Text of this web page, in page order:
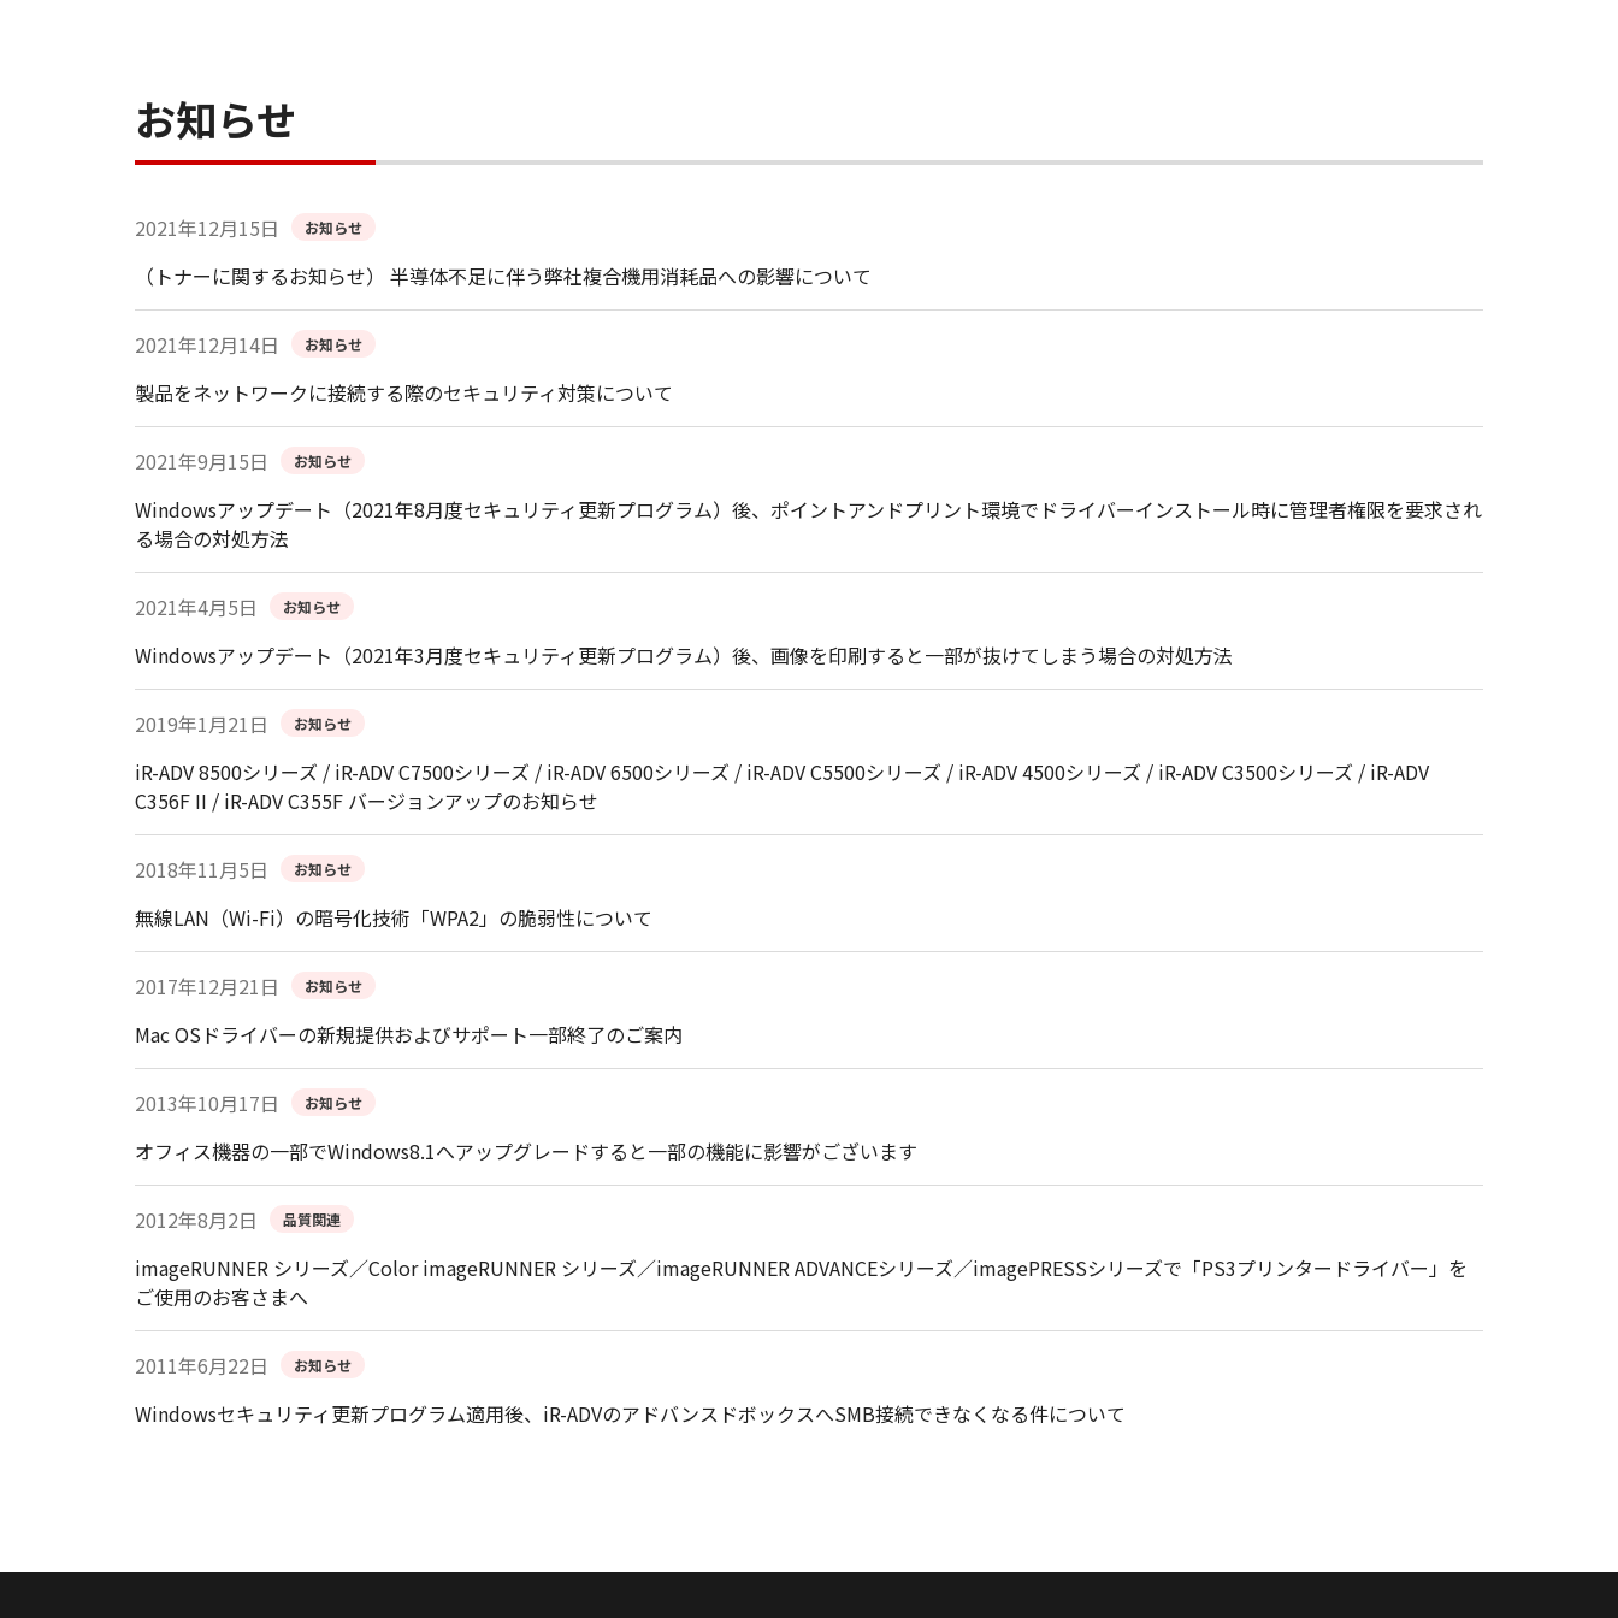
お知らせ
2021年12月15日 お知らせ
（トナーに関するお知らせ） 半導体不足に伴う弊社複合機用消耗品への影響について
2021年12月14日 お知らせ
製品をネットワークに接続する際のセキュリティ対策について
2021年9月15日 お知らせ
Windowsアップデート（2021年8月度セキュリティ更新プログラム）後、ポイントアンドプリント環境でドライバーインストール時に管理者権限を要求され
る場合の対処方法
2021年4月5日 お知らせ
Windowsアップデート（2021年3月度セキュリティ更新プログラム）後、画像を印刷すると一部が抜けてしまう場合の対処方法
2019年1月21日 お知らせ
iR-ADV 8500シリーズ / iR-ADV C7500シリーズ / iR-ADV 6500シリーズ / iR-ADV C5500シリーズ / iR-ADV 4500シリーズ / iR-ADV C3500シリーズ / iR-ADV
C356F II / iR-ADV C355F バージョンアップのお知らせ
2018年11月5日 お知らせ
無線LAN（Wi-Fi）の暗号化技術「WPA2」の脆弱性について
2017年12月21日 お知らせ
Mac OSドライバーの新規提供およびサポート一部終了のご案内
2013年10月17日 お知らせ
オフィス機器の一部でWindows8.1へアップグレードすると一部の機能に影響がございます
2012年8月2日 品質関連
imageRUNNER シリーズ／Color imageRUNNER シリーズ／imageRUNNER ADVANCEシリーズ／imagePRESSシリーズで「PS3プリンタードライバー」を
ご使用のお客さまへ
2011年6月22日 お知らせ
Windowsセキュリティ更新プログラム適用後、iR-ADVのアドバンスドボックスへSMB接続できなくなる件について